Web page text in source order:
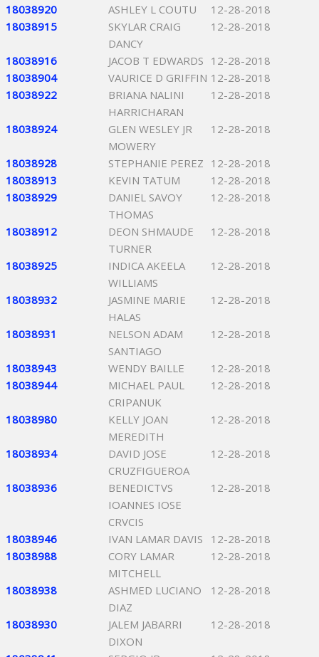
18038920 ASHLEY L COUTU
12-28-2018
18038915
SKYLAR CRAIG
DANCY
12-28-2018
18038916 JACOB T EDWARDS 12-28-2018
18038904
VAURICE D GRIFFIN 12-28-2018
18038922
BRIANA NALINI
HARRICHARAN
12-28-2018
18038924
GLEN WESLEY JR
MOWERY
12-28-2018
18038928 STEPHANIE PEREZ 12-28-2018
18038913
KEVIN TATUM
12-28-2018
18038929
DANIEL SAVOY
THOMAS
12-28-2018
18038912
DEON SHMAUDE
TURNER
12-28-2018
18038925
INDICA AKEELA
WILLIAMS
12-28-2018
18038932
JASMINE MARIE
HALAS
12-28-2018
18038931
NELSON ADAM
SANTIAGO
12-28-2018
18038943 WENDY BAILLE
12-28-2018
18038944
MICHAEL PAUL
CRIPANUK
12-28-2018
18038980
KELLY JOAN
MEREDITH
12-28-2018
18038934
DAVID JOSE
CRUZFIGUEROA
12-28-2018
18038936
BENEDICTVS
IOANNES IOSE
CRVCIS
12-28-2018
18038946 IVAN LAMAR DAVIS
12-28-2018
18038988
CORY LAMAR
MITCHELL
12-28-2018
18038938
ASHMED LUCIANO
DIAZ
12-28-2018
18038930
JALEM JABARRI
DIXON
12-28-2018